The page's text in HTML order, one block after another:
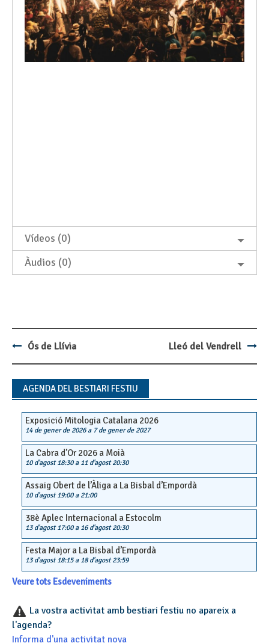
Vídeos (0)
Àudios (0)
Post
navigation
Ós de Llívia Lleó del Vendrell
AGENDA DEL BESTIARI FESTIU
Exposició Mitologia Catalana 2026
14 de gener de 2026a 7 de gener de 2027
La Cabra d’Or 2026 a Moià
10 d'agost 18:30a 11 d'agost 20:30
Assaig Obert de l’Àliga a La Bisbal d’Empordà
10 d'agost 19:00a 21:00
38è Aplec Internacional a Estocolm
13 d'agost 17:00a 16 d'agost 20:30
Festa Major a La Bisbal d’Empordà
13 d'agost 18:15a 18 d'agost 23:59
Veure tots Esdeveniments
La vostra activitat amb bestiari festiu no apareix a
l'agenda?
Informa d'una activitat nova